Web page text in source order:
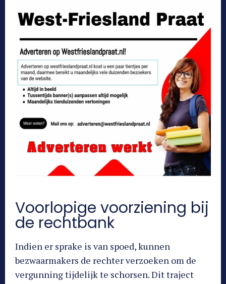
Voorlopige voorziening bij
de rechtbank
Indien er sprake is van spoed, kunnen
bezwaarmakers de rechter verzoeken om de
vergunning tijdelijk te schorsen. Dit traject